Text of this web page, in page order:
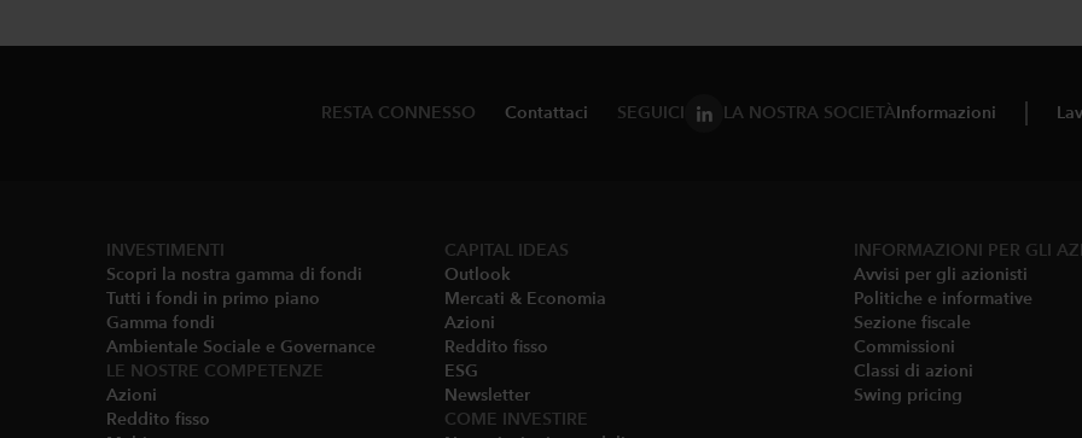
RESTA CONNESSO Contattaci SEGUICI LA NOSTRA SOCIETÀ Informazioni
INVESTIMENTI
Scopri la nostra gamma di fondi
Tutti i fondi in primo piano
Gamma fondi
Ambientale Sociale e Governance​
LE NOSTRE COMPETENZE
Azioni
Reddito fisso
CAPITAL IDEAS
Outlook
Mercati & Economia​
Azioni
Reddito fisso
ESG
Newsletter
COME INVESTIRE
INFORMAZIONI PER GLI
Avvisi per gli azionisti
Politiche e informative
Sezione fiscale
Commissioni
Classi di azioni
Swing pricing